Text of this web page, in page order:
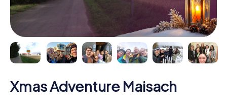
Xmas Adventure Maisach